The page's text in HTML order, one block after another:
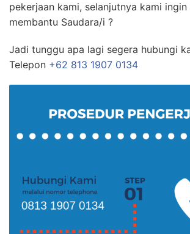
pekerjaan kami, selanjutnya kami ingin
membantu Saudara/i ?
Jadi tunggu apa lagi segera hubungi
Telepon +62 813 1907 0134